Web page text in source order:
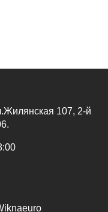
107, 2-й